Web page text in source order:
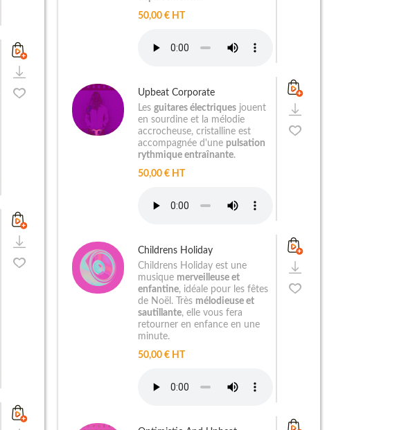
50,00 € HT
Upbeat Corporate
Les guitares électriquesjouent
en sourdine et la mélodie
accrocheuse, cristalline est
accompagnée d'une pulsation
rythmique entraînante.
50,00 € HT
Childrens Holiday
Childrens Holiday est une
musique merveilleuse et
enfantine, idéale pour les fêtes
de Noël. Très mélodieuse et
sautillante, elle vous fera
retourner en enfance en une
minute.
50,00 € HT